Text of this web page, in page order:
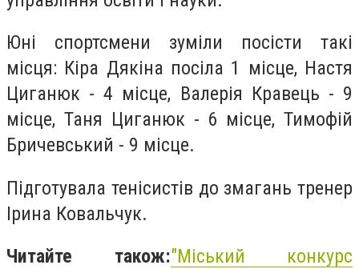
Юні спортсмени зуміли посісти такі
місця: Кіра Дякіна посіла 1 місце, Настя
Циганюк - 4 місце, Валерія Кравець - 9
місце, Таня Циганюк - 6 місце, Тимофій
Бричевський - 9 місце.
Підготувала тенісистів до змагань тренер
Ірина Ковальчук.
Читайте також:"Міський конкурс